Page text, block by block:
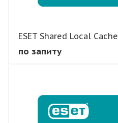
ESET Shared Local Cache
по запиту